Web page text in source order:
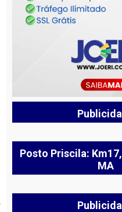
Posto Priscila:
MA